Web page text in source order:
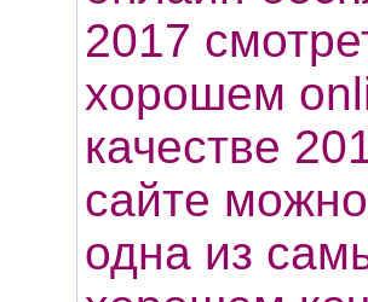
2017
хорошем
качестве
сайте
одна из